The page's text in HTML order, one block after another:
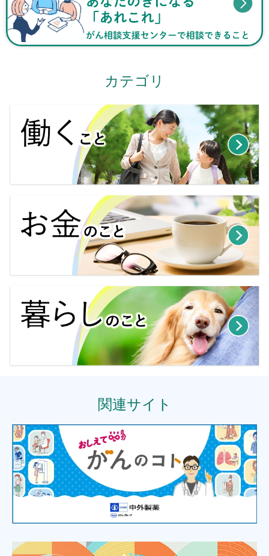
カテゴリ
関連サイト